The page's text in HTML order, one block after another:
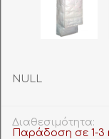
NULL
Διαθεσιμότητα:
Παράδοση σε 1-3